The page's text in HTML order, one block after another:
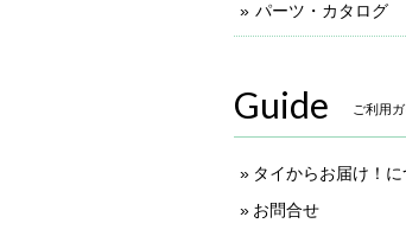
パーツ・カタログ
Guide ご利用
タイからお届け！に
お問合せ